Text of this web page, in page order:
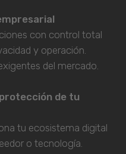
con control total
y operación.
del mercado.
de tu
tu ecosistema digital
o tecnología.